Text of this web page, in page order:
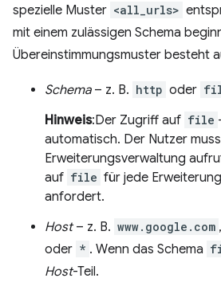
spezielle Muster <all_urls>
mit einem zulässigen Schema
Übereinstimmungsmuster besteht
Schema– z. B. http oder
Hinweis:Der Zugriff auf file
automatisch. Der Nutzer
Erweiterungsverwaltung
auf file für jede
anfordert.
Host– z. B. www.google.com ,
oder * . Wenn das Schema
Host-Teil.